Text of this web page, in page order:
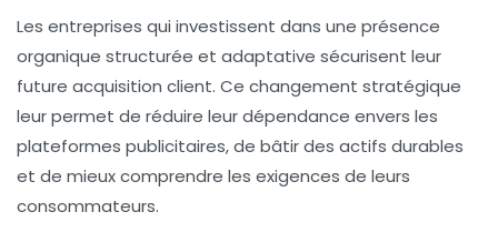
Les entreprises qui investissent dans une présence
organique structurée et adaptative sécurisent leur
future acquisition client. Ce changement stratégique
leur permet de réduire leur dépendance envers les
plateformes publicitaires, de bâtir des actifs durables
et de mieux comprendre les exigences de leurs
consommateurs.